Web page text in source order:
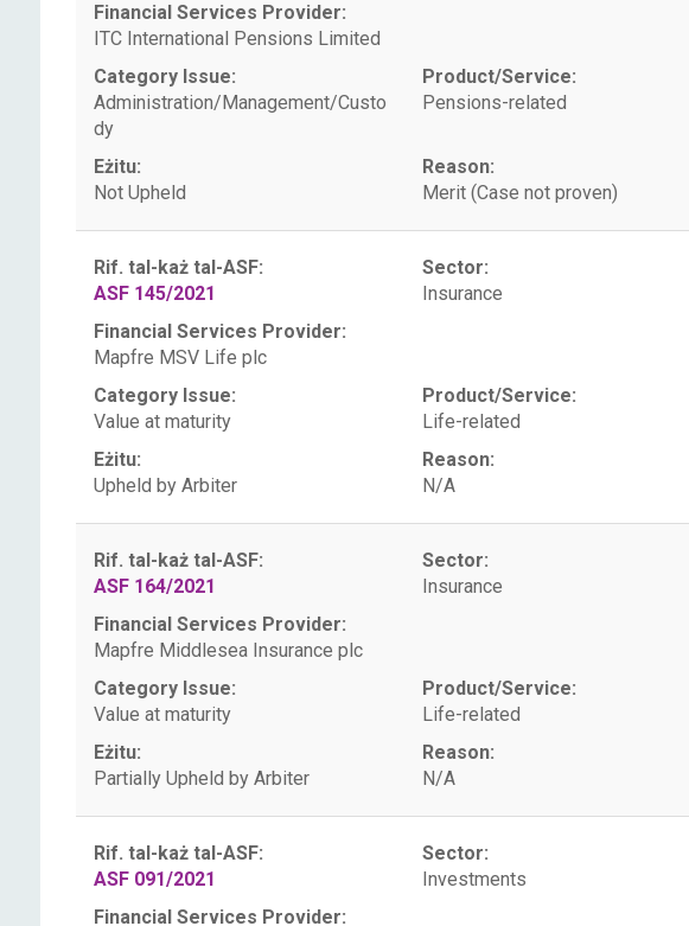
Financial Services Provider:
ITC International Pensions Limited
Category Issue:
Administration/Management/Custo
dy
Product/Service:
Pensions-related
Eżitu:
Not Upheld
Reason:
Merit (Case not proven)
Rif. tal-każ tal-ASF:
ASF 145/2021
Sector:
Insurance
Financial Services Provider:
Mapfre MSV Life plc
Category Issue:
Value at maturity
Product/Service:
Life-related
Eżitu:
Upheld by Arbiter
Reason:
N/A
Rif. tal-każ tal-ASF:
ASF 164/2021
Sector:
Insurance
Financial Services Provider:
Mapfre Middlesea Insurance plc
Category Issue:
Value at maturity
Product/Service:
Life-related
Eżitu:
Partially Upheld by Arbiter
Reason:
N/A
Rif. tal-każ tal-ASF:
ASF 091/2021
Sector:
Investments
Financial Services Provider: